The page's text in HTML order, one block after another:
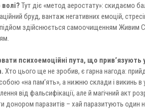
Тут діє «метод аеростату»: скидаємо
бруд, вантаж негативних емоцій,
підйом здійснюється самоочищенням Живим
психоемоційні пута, що прив’язують
Хто цього ще не зробив, є гарна нагода:
«на пам’ять», а нижню склади і викинь
від фальсифікації, але й магічний акт
донором паразитів – хай паразитують один